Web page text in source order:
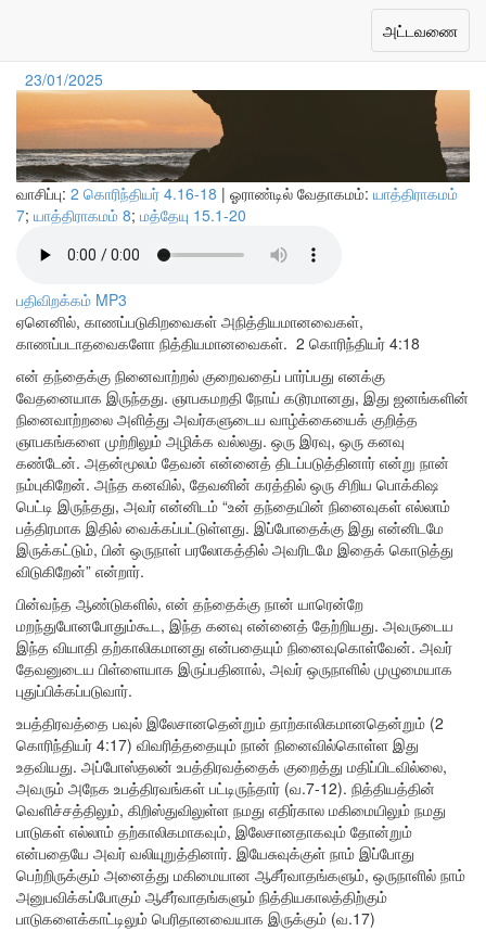
Toggle
navigation
அட்டவணை
தேவனின் வாக்குத்தத்தங்கள்
23/01/2025
வாசிப்பு: 2 கொரிந்தியர் 4.16-18 | ஓராண்டில் வேதாகமம்: யாத்திராகமம்
7; யாத்திராகமம் 8; மத்தேயு 15.1-20
பதிவிறக்கம் MP3
ஏனெனில், காணப்படுகிறவைகள் அநித்தியமானவைகள்,
காணப்படாதவைகளோ நித்தியமானவைகள். 2 கொரிந்தியர் 4:18
என் தந்தைக்கு நினைவாற்றல் குறைவதைப் பார்ப்பது எனக்கு
வேதனையாக இருந்தது. ஞாபகமறதி நோய் கடூரமானது, இது ஜனங்களின்
நினைவாற்றலை அளித்து அவர்களுடைய வாழ்க்கையைக் குறித்த
ஞாபகங்களை முற்றிலும் அழிக்க வல்லது. ஒரு இரவு, ஒரு கனவு
கண்டேன். அதன்மூலம் தேவன் என்னைத் திடப்படுத்தினார் என்று நான்
நம்புகிறேன். அந்த கனவில், தேவனின் கரத்தில் ஒரு சிறிய பொக்கிஷ
பெட்டி இருந்தது, அவர் என்னிடம் “உன் தந்தையின் நினைவுகள் எல்லாம்
பத்திரமாக இதில் வைக்கப்பட்டுள்ளது. இப்போதைக்கு இது என்னிடமே
இருக்கட்டும், பின் ஒருநாள் பரலோகத்தில் அவரிடமே இதைக் கொடுத்து
விடுகிறேன்” என்றார்.
பின்வந்த ஆண்டுகளில், என் தந்தைக்கு நான் யாரென்றே
மறந்துபோனபோதும்கூட, இந்த கனவு என்னைத் தேற்றியது. அவருடைய
இந்த வியாதி தற்காலிகமானது என்பதையும் நினைவுகொள்வேன். அவர்
தேவனுடைய பிள்ளையாக இருப்பதினால், அவர் ஒருநாளில் முழுமையாக
புதுப்பிக்கப்படுவார்.
உபத்திரவத்தை பவுல் இலேசானதென்றும் தாற்காலிகமானதென்றும் (2
கொரிந்தியர் 4:17) விவரித்ததையும் நான் நினைவில்கொள்ள இது
உதவியது. அப்போஸ்தலன் உபத்திரவத்தைக் குறைத்து மதிப்பிடவில்லை,
அவரும் அநேக உபத்திரவங்கள் பட்டிருந்தார் (வ.7-12). நித்தியத்தின்
வெளிச்சத்திலும், கிறிஸ்துவிலுள்ள நமது எதிர்கால மகிமையிலும் நமது
பாடுகள் எல்லாம் தற்காலிகமாகவும், இலேசானதாகவும் தோன்றும்
என்பதையே அவர் வலியுறுத்தினார். இயேசுவுக்குள் நாம் இப்போது
பெற்றிருக்கும் அனைத்து மகிமையான ஆசீர்வாதங்களும், ஒருநாளில் நாம்
அனுபவிக்கப்போகும் ஆசீர்வாதங்களும் நித்தியகாலத்திற்கும்
பாடுகளைக்காட்டிலும் பெரிதானவையாக இருக்கும் (வ.17)